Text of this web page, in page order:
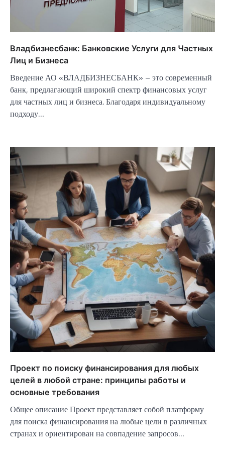
Владбизнесбанк: Банковские Услуги для Частных
Лиц и Бизнеса
Введение АО «ВЛАДБИЗНЕСБАНК» – это современный
банк, предлагающий широкий спектр финансовых услуг
для частных лиц и бизнеса. Благодаря индивидуальному
подходу…
Проект по поиску финансирования для любых
целей в любой стране: принципы работы и
основные требования
Общее описание Проект представляет собой платформу
для поиска финансирования на любые цели в различных
странах и ориентирован на совпадение запросов…